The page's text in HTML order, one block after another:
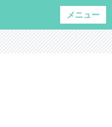
メニュー